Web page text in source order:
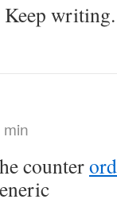
Keep writing.
counter